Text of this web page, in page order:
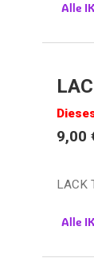
Alle
9,00
LACK
Alle